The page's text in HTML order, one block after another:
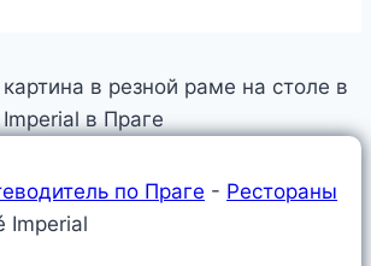
по Праге - Рестораны
Imperial